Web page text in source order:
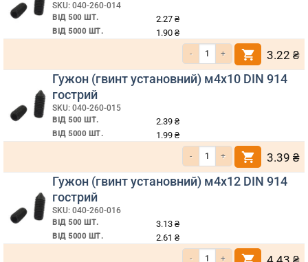
SKU: 040-260-014
ВІД 500 ШТ. 2.27 ₴
ВІД 5000 ШТ. 1.90 ₴
Кількість Гужон (гвинт
3.22 ₴
Гужон (гвинт установний) м4х10 DIN 914
гострий
SKU: 040-260-015
ВІД 500 ШТ. 2.39 ₴
ВІД 5000 ШТ. 1.99 ₴
Кількість Гужон (гвинт
3.39 ₴
Гужон (гвинт установний) м4х12 DIN 914
гострий
SKU: 040-260-016
ВІД 500 ШТ. 3.13 ₴
ВІД 5000 ШТ. 2.61 ₴
Кількість Гужон (гвинт